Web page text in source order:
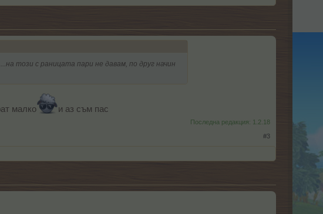
този с раницата пари не давам, по друг начин
малко и аз съм пас
Последна редакция: 1.2.18
#3